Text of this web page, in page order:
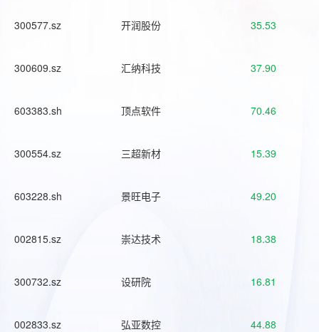
300577.sz 开润股份 35.53
300609.sz 汇纳科技 37.90
603383.sh 顶点软件 70.46
300554.sz 三超新材 15.39
603228.sh 景旺电子 49.20
002815.sz 崇达技术 18.38
300732.sz 设研院 16.81
002833.sz 弘亚数控 44.88